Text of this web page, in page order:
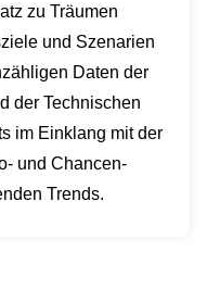
zu Träumen
und Szenarien
Daten der
der Technischen
im Einklang mit der
und Chancen-
Trends.